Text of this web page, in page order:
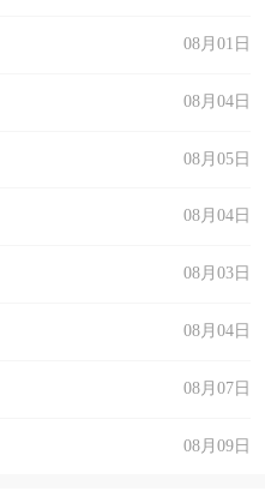
08月01日
08月04日
08月05日
08月04日
08月03日
08月04日
08月07日
08月09日